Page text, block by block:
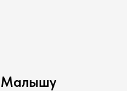
Малышу